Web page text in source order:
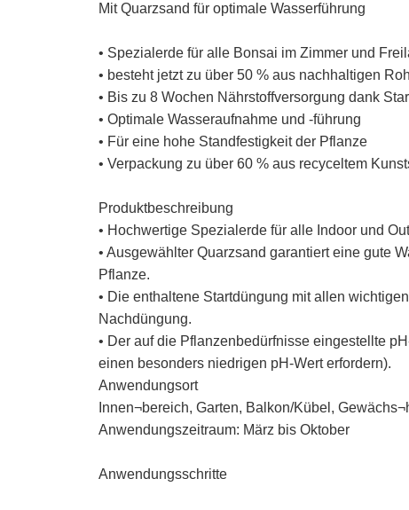
Mit Quarzsand für optimale Wasserführung
• Spezialerde für alle Bonsai im Zimmer und
• besteht jetzt zu über 50 % aus nachhaltigen
• Bis zu 8 Wochen Nährstoffversorgung dank
• Optimale Wasseraufnahme und -führung
• Für eine hohe Standfestigkeit der Pflanze
• Verpackung zu über 60 % aus recyceltem
Produktbeschreibung
• Hochwertige Spezialerde für alle Indoor und
• Ausgewählter Quarzsand garantiert eine gute
Pflanze.
• Die enthaltene Startdüngung mit allen
Nachdüngung.
• Der auf die Pflanzenbedürfnisse eingestellte
einen besonders niedrigen pH-Wert erfordern).
Anwendungsort
Innen¬bereich, Garten, Balkon/Kübel,
Anwendungszeitraum: März bis Oktober
Anwendungsschritte